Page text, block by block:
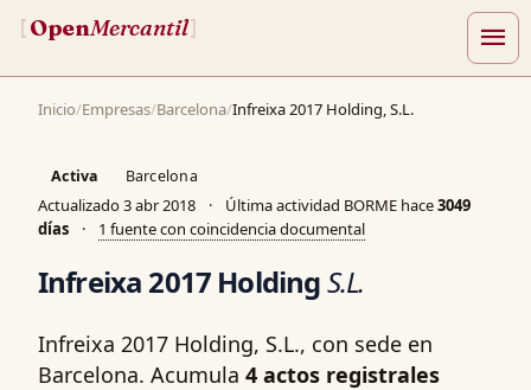
[OpenMercantil] menu
Inicio/Empresas/Barcelona/Infreixa 2017 Holding, S.L.
Activa Barcelona
Actualizado3 abr 2018 · Última actividad BORME hace3049
días
· 1 fuente con coincidencia documental
Infreixa 2017 HoldingS.L.
Infreixa 2017 Holding, S.L., con sede en
Barcelona. Acumula 4 actos registrales